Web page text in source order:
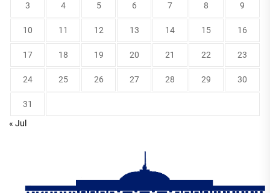
3 4 5 6 7 8 9
10 11 12 13 14 15 16
17 18 19 20 21 22 23
24 25 26 27 28 29 30
31
« Jul